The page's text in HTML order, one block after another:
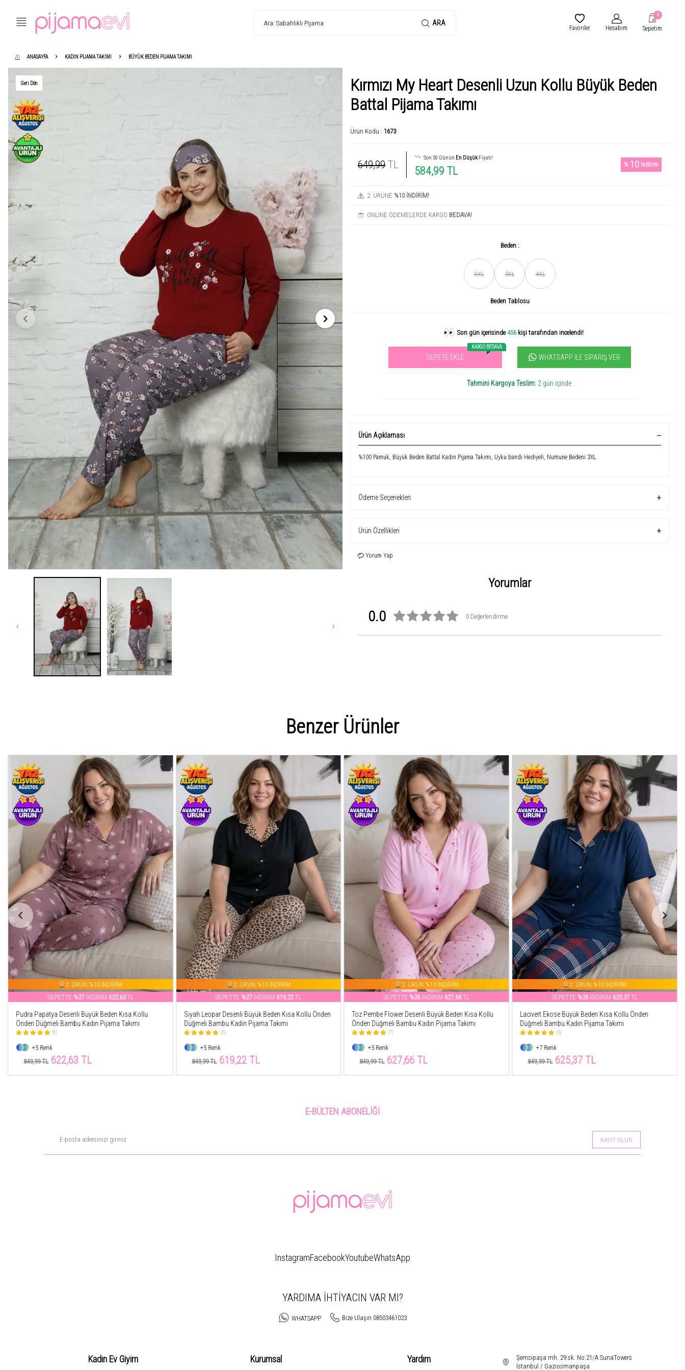
ARA
Favoriler Hesabım
0
Sepetim
ANASAYFA KADIN PIJAMA TAKIMI BÜYÜK BEDEN PIJAMA TAKIMI
Geri Dön
Kırmızı My Heart Desenli Uzun Kollu Büyük Beden
Battal Pijama Takımı
Ürün Kodu : 1673
649,99 TL
Son 30 Günün En DüşükFiyatı!
584,99 TL %10 İndirim
2. ÜRÜNE %10 İNDİRİM!
ONLİNE ÖDEMELERDE KARGO BEDAVA!
Beden :
XXL 3XL 4XL
Beden Tablosu
Son gün içerisinde kişi tarafından incelendi!
Sevilen ürün! 11.3B kişi favoriledi!+1000ürün satıldı
SEPETE EKLE
KARGO BEDAVA
WHATSAPP İLE SIPARIŞ VER
Tahmini Kargoya Teslim: 2 gün içinde
Ürün Açıklaması
%100 Pamuk, Büyük Beden Battal Kadın Pijama Takımı, Uyku bandı Hediyeli, Numune Bedeni 3XL
Ödeme Seçenekleri
Ürün Özellikleri
Yorum Yap
Yorumlar
0.0 0 Değerlendirme
Benzer Ürünler
2. ÜRÜN %10 İNDİRİM
SEPETTE %27İNDİRİM 619,22TL
Siyah Leopar Desenli Büyük Beden Kısa Kollu Önden
Düğmeli Bambu Kadın Pijama Takımı
(5)
+5 Renk
849,99 TL 619,22 TL
2. ÜRÜN %10 İNDİRİM
SEPETTE %26İNDİRİM 627,66TL
Toz Pembe Flower Desenli Büyük Beden Kısa Kollu
Önden Düğmeli Bambu Kadın Pijama Takımı
(7)
+5 Renk
849,99 TL 627,66 TL
2. ÜRÜN %10 İNDİRİM
SEPETTE %26İNDİRİM 625,37TL
Lacivert Ekose Büyük Beden Kısa Kollu Önden
Düğmeli Bambu Kadın Pijama Takımı
(5)
+7 Renk
849,99 TL 625,37 TL
2. ÜRÜN %10 İNDİRİM
SEPETTE %28İNDİRİM 615,70TL
Bordo Papatya Desenli Büyük Beden Kısa Kollu
Önden Düğmeli Bambu Kadın Pijama Takımı
(4)
+7 Renk
849,99 TL 615,70 TL
E-BÜLTEN ABONELIĞI
KAYIT OLUN
InstagramFacebookYoutubeWhatsApp
YARDIMA İHTİYACIN VAR MI?
WHATSAPP Bize Ulaşın 08503461023
Kadın Ev Giyim Kurumsal Yardım
Şemsipaşa mh. 29.sk. No:21/A SunaTowers
İstanbul / Gaziosmanpaşa